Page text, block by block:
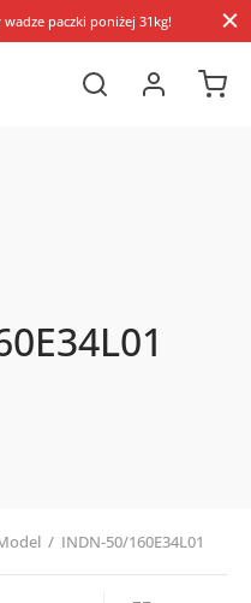
paczki poniżej 31kg!
/ INDN-50/160E34L01